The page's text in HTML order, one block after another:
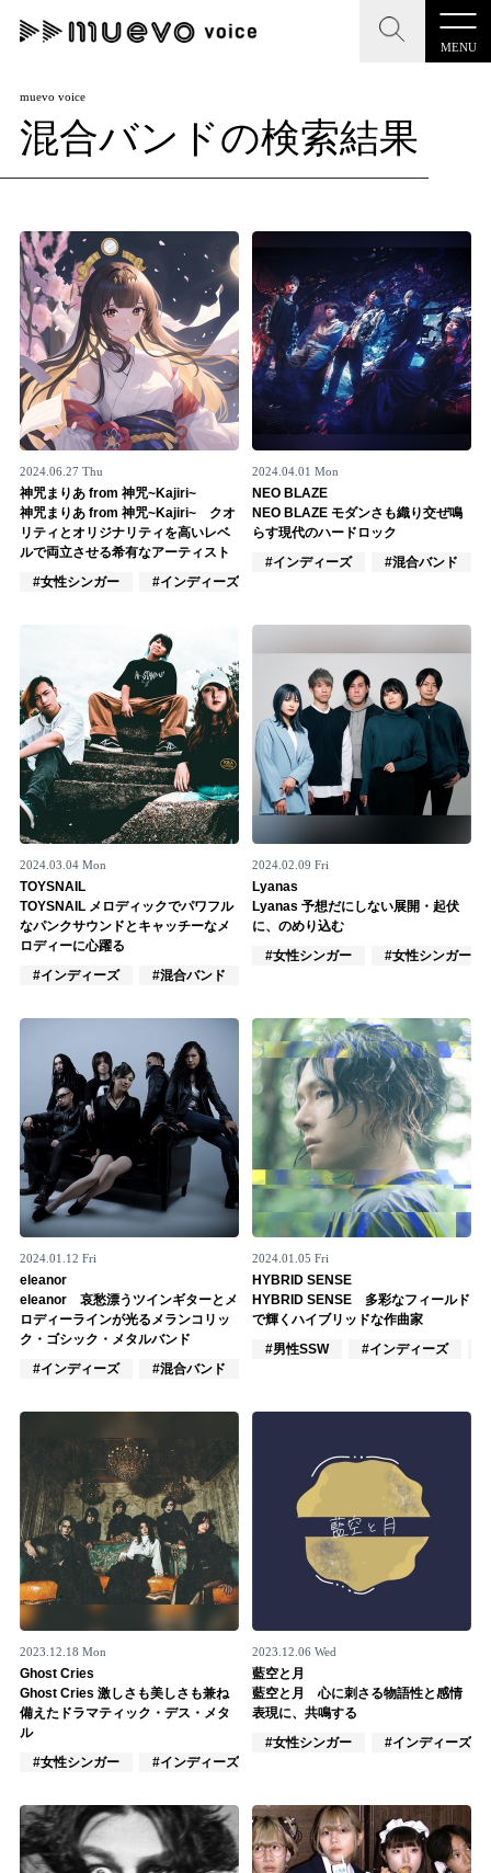
MENU
CLOSE
記事を検索する
人気ワード
#男性SSW #ポップス #女性SSW #ロック
#男性シンガー #HR/HM #女性シンガー
#ヒップホップ #男性シンガーグループ #R&B/ソウル
CLOSE
muevo media
"読者の声を形にする”音楽特化メディア
MENU
記事一覧
プレスリリース一覧
会社概要
お問い合わせ
記事リクエスト
ログイン
muevoクラウドファンディング
muevoコミュニティ
ぶいクラ！by muevo
ぶいコミュ！by muevo
ぶいマガ！ by muevo
Follow us
Official SNS
muevo voice
混合バンドの検索結果
2024.06.27 Thu
神咒まりあ from 神咒~Kajiri~
神咒まりあ from 神咒~Kajiri~ クオ
リティとオリジナリティを高いレベ
ルで両立させる希有なアーティスト
#女性シンガー
#インディーズ
2024.04.01 Mon
NEO BLAZE
NEO BLAZE モダンさも織り交ぜ鳴
らす現代のハードロック
#インディーズ
#混合バンド
2024.03.04 Mon
TOYSNAIL
TOYSNAIL メロディックでパワフル
なパンクサウンドとキャッチーなメ
ロディーに心躍る
#インディーズ
#混合バンド
2024.02.09 Fri
Lyanas
Lyanas 予想だにしない展開・起伏
に、のめり込む
#女性シンガー
#女性シンガーグ
2024.01.12 Fri
eleanor
eleanor 哀愁漂うツインギターとメ
ロディーラインが光るメランコリッ
ク・ゴシック・メタルバンド
#インディーズ
#混合バンド
2024.01.05 Fri
HYBRID SENSE
HYBRID SENSE 多彩なフィールド
で輝くハイブリッドな作曲家
#男性SSW
#インディーズ
2023.12.18 Mon
Ghost Cries
Ghost Cries 激しさも美しさも兼ね
備えたドラマティック・デス・メタ
ル
#女性シンガー
#インディーズ
2023.12.06 Wed
藍空と月
藍空と月 心に刺さる物語性と感情
表現に、共鳴する
#女性シンガー
#インディーズ